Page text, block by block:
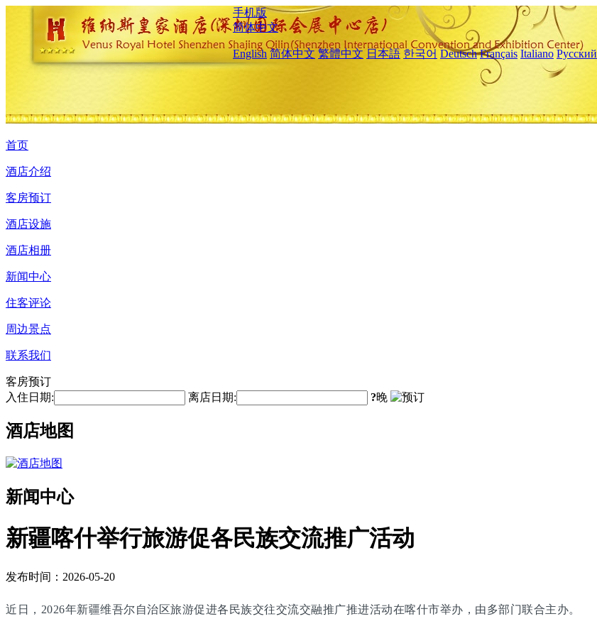
手机版
简体中文
English 简体中文 繁體中文 日本語 한국어 Deutsch Français Italiano Русский
首页
酒店介绍
客房预订
酒店设施
酒店相册
新闻中心
住客评论
周边景点
联系我们
客房预订
入住日期:
离店日期: ?晚
酒店地图
新闻中心
新疆喀什举行旅游促各民族交流推广活动
发布时间：2026-05-20
近日，2026年新疆维吾尔自治区旅游促进各民族交往交流交融推广推进活动在喀什市举办，由多部门联合主办。